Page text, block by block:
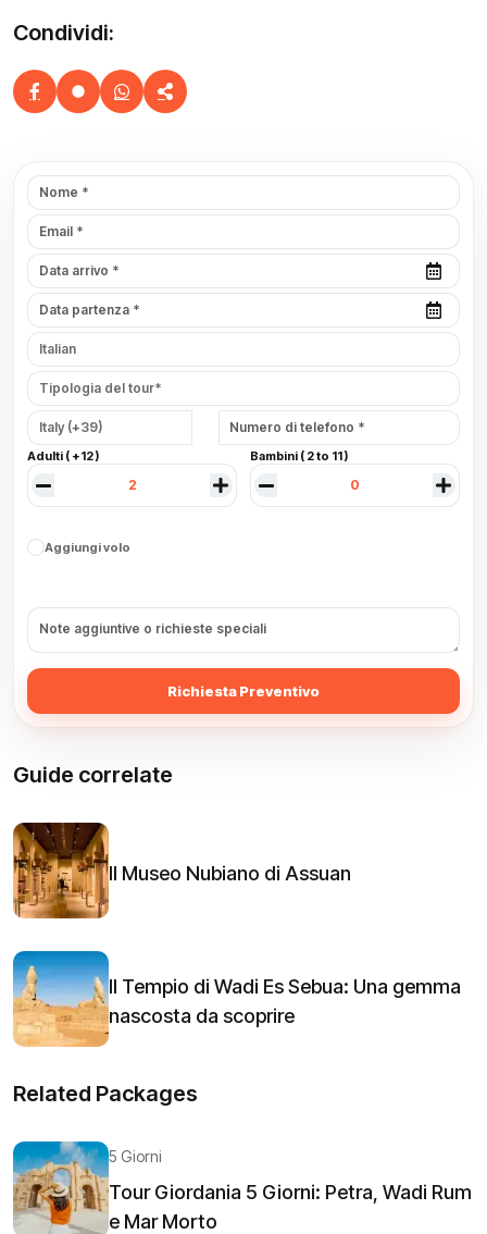
Condividi:
Adulti ( +12 ) Bambini ( 2 to 11 )
Aggiungi volo
Richiesta Preventivo
Guide correlate
Il Museo Nubiano di Assuan
Il Tempio di Wadi Es Sebua: Una gemma
nascosta da scoprire
Related Packages
5 Giorni
Tour Giordania 5 Giorni: Petra, Wadi Rum
e Mar Morto